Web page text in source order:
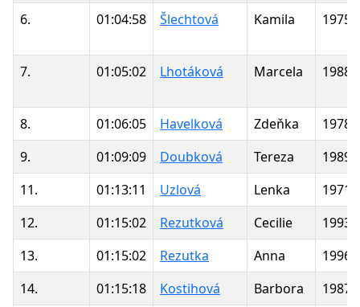
6.
01:04:58 Šlechtová Kamila 1975
7. 01:05:02 Lhotáková Marcela 1988
8. 01:06:05 Havelková Zdeňka
1978
9.
01:09:09 Doubková Tereza
1989
11.
01:13:11 Uzlová Lenka
1971
12.
01:15:02 Rezutková Cecilie
1993
13.
01:15:02 Rezutka Anna
1996
14.
01:15:18 Kostihová Barbora
1987